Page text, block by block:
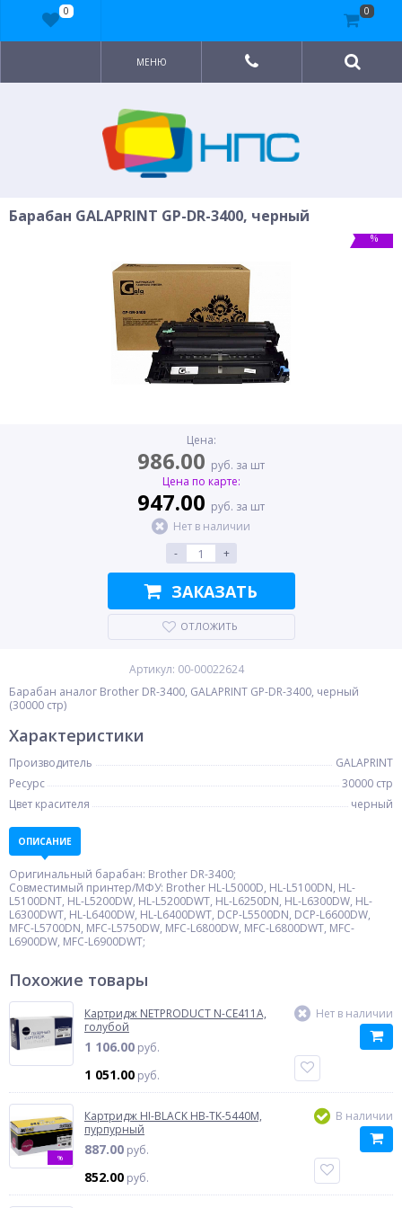
МЕНЮ
Барабан GALAPRINT GP-DR-3400, черный
%
Цена:
986.00 руб. за шт
Цена по карте:
947.00 руб. за шт
Нет в наличии
-
+
ЗАКАЗАТЬ
ОТЛОЖИТЬ
Артикул: 00-00022624
Барабан аналог Brother DR-3400, GALAPRINT GP-DR-3400, черный
(30000 стр)
Характеристики
Производитель
GALAPRINT
Ресурс
30000 стр
Цвет красителя
черный
ОПИСАНИЕ
Оригинальный барабан: Brother DR-3400;
Совместимый принтер/МФУ: Brother HL-L5000D, HL-L5100DN, HL-
L5100DNT, HL-L5200DW, HL-L5200DWT, HL-L6250DN, HL-L6300DW, HL-
L6300DWT, HL-L6400DW, HL-L6400DWT, DCP-L5500DN, DCP-L6600DW,
MFC-L5700DN, MFC-L5750DW, MFC-L6800DW, MFC-L6800DWT, MFC-
L6900DW, MFC-L6900DWT;
Похожие товары
Картридж NETPRODUCT N-CE411A,
голубой
1 106.00 руб.
1 051.00 руб.
Нет в наличии
%
Картридж HI-BLACK HB-TK-5440M,
пурпурный
887.00 руб.
852.00 руб.
В наличии
0 0